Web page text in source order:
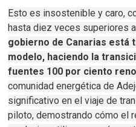
Esto es insostenible y caro,
hasta diez veces superiores
gobierno de Canarias está
modelo, haciendo la
fuentes 100 por ciento
comunidad energética de
significativo en el viaje de
piloto, demostrando cómo el